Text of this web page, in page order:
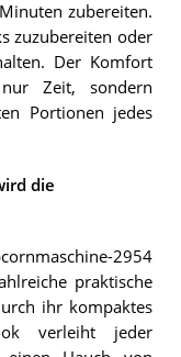
zubereiten.
zuzubereiten oder
Der Komfort
Zeit, sondern
Portionen jedes
die
2954
praktische
ihr kompaktes
verleiht jeder